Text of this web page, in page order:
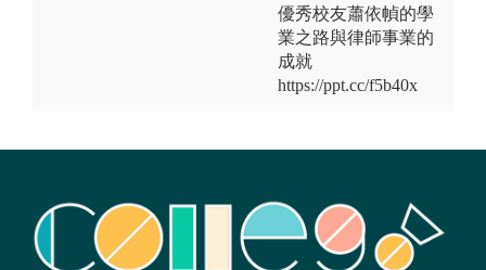
優秀校友蕭依幀的學
業之路與律師事業的
成就
https://ppt.cc/f5b40x